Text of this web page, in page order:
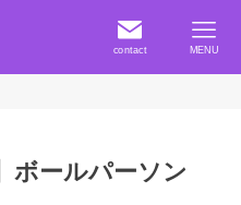
contact MENU
ボールパーソン